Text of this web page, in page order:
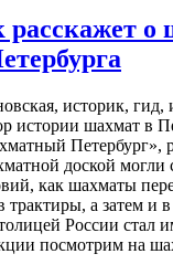
расскажет о
историк, гид,
истории шахмат в
Петербург»,
доской могли
как шахматы
трактиры, а затем и
России стал
посмотрим на